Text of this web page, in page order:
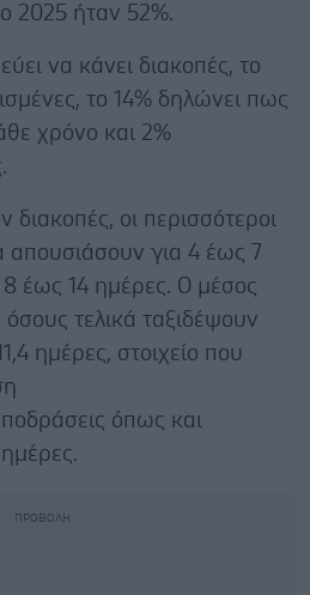
2025 ήταν 52%.
να κάνει διακοπές, το
το 14% δηλώνει πως
χρόνο και 2%
διακοπές, οι περισσότεροι
απουσιάσουν για 4 έως 7
έως 14 ημέρες. Ο μέσος
τελικά ταξιδέψουν
ημέρες, στοιχείο που
όπως και